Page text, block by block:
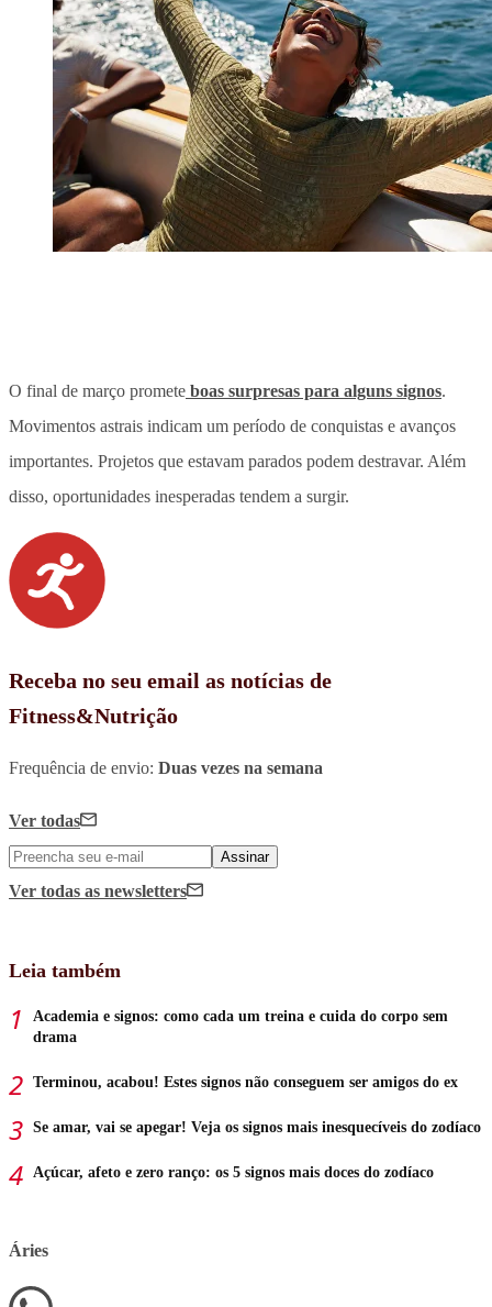
O final de março promete boas surpresas para alguns signos.
Movimentos astrais indicam um período de conquistas e avanços
importantes. Projetos que estavam parados podem destravar. Além
disso, oportunidades inesperadas tendem a surgir.
Receba no seu email as notícias de
Fitness&Nutrição
Frequência de envio: Duas vezes na semana
Ver todas
Assinar
Ver todas as newsletters
Leia também
Academia e signos: como cada um treina e cuida do corpo sem
drama
Terminou, acabou! Estes signos não conseguem ser amigos do ex
Se amar, vai se apegar! Veja os signos mais inesquecíveis do zodíaco
Açúcar, afeto e zero ranço: os 5 signos mais doces do zodíaco
Áries